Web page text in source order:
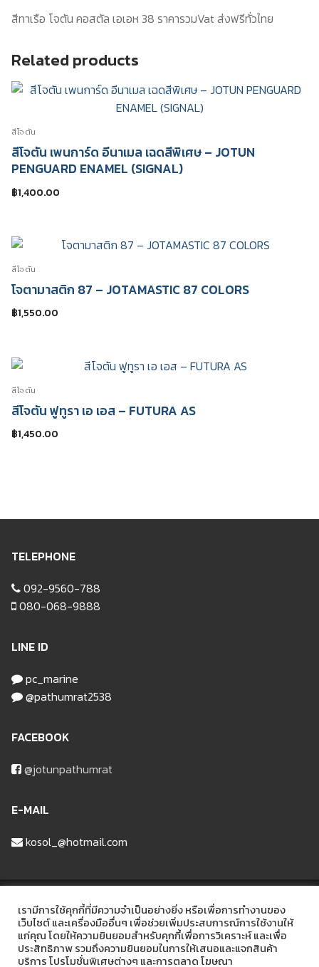
Coastal
quantity
สีทาเรือ โจตัน คอสตัล เอเอห 38 ราคารวมVat ส่งฟรีทั่วไทย
Related products
สีโจตัน
สีโจตัน เพนการ์ด อีนาเมล เฉดสีพิเศษ – JOTUN
PENGUARD ENAMEL (SIGNAL)
฿1,400.00
สีโจตัน
โจตามาสติก 87 – JOTAMASTIC 87 COLORS
฿1,550.00
สีโจตัน
สีโจตัน ฟูทูรา เอ เอส – FUTURA AS
฿1,450.00
TELEPHONE
092-9560-788
080-068-9888
LINE ID
pc_marine
@pathumrat2538
FACEBOOK
@jotunpathumrat
E-MAIL
kosol_@hotmail.com
บริษัท ปทุมรัฐวัสดุก่อสร้าง จำกัด
ที่อยู่ 48/6 หมู่ที่2 ถนนรังสิต-ลาดหลุมแก้ว ต.บ้านฉาง อ.เมือง จ.ปทุมธานี
12000
เรามีการใช้คุกกี้ที่มีความจำเป็นอย่างยิ่ง หรือเพื่อการทำงานของ
เว็บไซต์ และเครื่องมืออื่นๆ เพื่อช่วยเพิ่มประสบการณ์การใช้งานให้
แก่คุณ โดยให้ความยินยอมสำหรับคุกกี้เพื่อการวิเคราะห์ และเพื่อ
ประสิทธิภาพ รวมถึงความยินยอมในการให้เสนอและแจกสินค้า
บริการ โปรโมชั่นพิเศษต่างๆ และการตลาด โฆษณา